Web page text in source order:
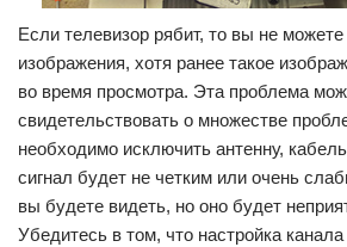
Если телевизор рябит, то вы не можете
изображения, хотя ранее такое
во время просмотра. Эта проблема
свидетельствовать о множестве
необходимо исключить антенну,
сигнал будет не четким или очень
вы будете видеть, но оно будет
Убедитесь в том, что настройка